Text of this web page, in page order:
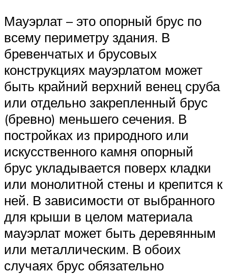
Мауэрлат – это опорный брус по
всему периметру здания. В
бревенчатых и брусовых
конструкциях мауэрлатом может
быть крайний верхний венец сруба
или отдельно закрепленный брус
(бревно) меньшего сечения. В
постройках из природного или
искусственного камня опорный
брус укладывается поверх кладки
или монолитной стены и крепится к
ней. В зависимости от выбранного
для крыши в целом материала
мауэрлат может быть деревянным
или металлическим. В обоих
случаях брус обязательно